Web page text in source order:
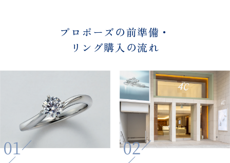
プロポーズの前準備・
リング購入の流れ